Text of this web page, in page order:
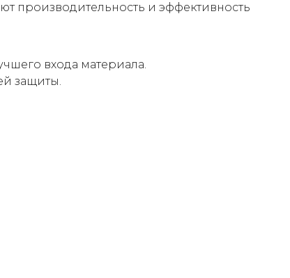
производительность и эффективность
входа материала.
защиты.